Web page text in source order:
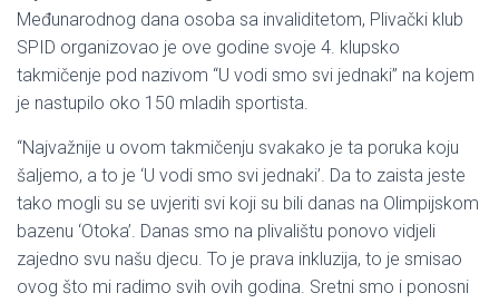
Međunarodnog dana osoba sa invaliditetom, Plivački klub
SPID organizovao je ove godine svoje 4. klupsko
takmičenje pod nazivom “U vodi smo svi jednaki” na kojem
je nastupilo oko 150 mladih sportista.
“Najvažnije u ovom takmičenju svakako je ta poruka koju
šaljemo, a to je ‘U vodi smo svi jednaki’. Da to zaista jeste
tako mogli su se uvjeriti svi koji su bili danas na Olimpijskom
bazenu ‘Otoka’. Danas smo na plivalištu ponovo vidjeli
zajedno svu našu djecu. To je prava inkluzija, to je smisao
ovog što mi radimo svih ovih godina. Sretni smo i ponosni